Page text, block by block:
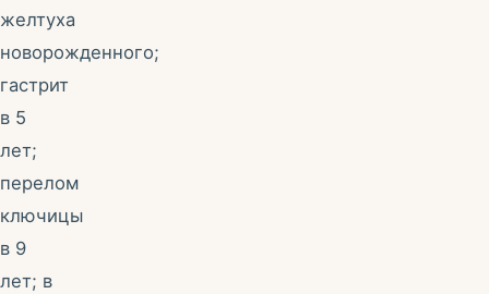
желтуха
новорожденного;
гастрит
в 5
лет;
перелом
ключицы
в 9
лет; в